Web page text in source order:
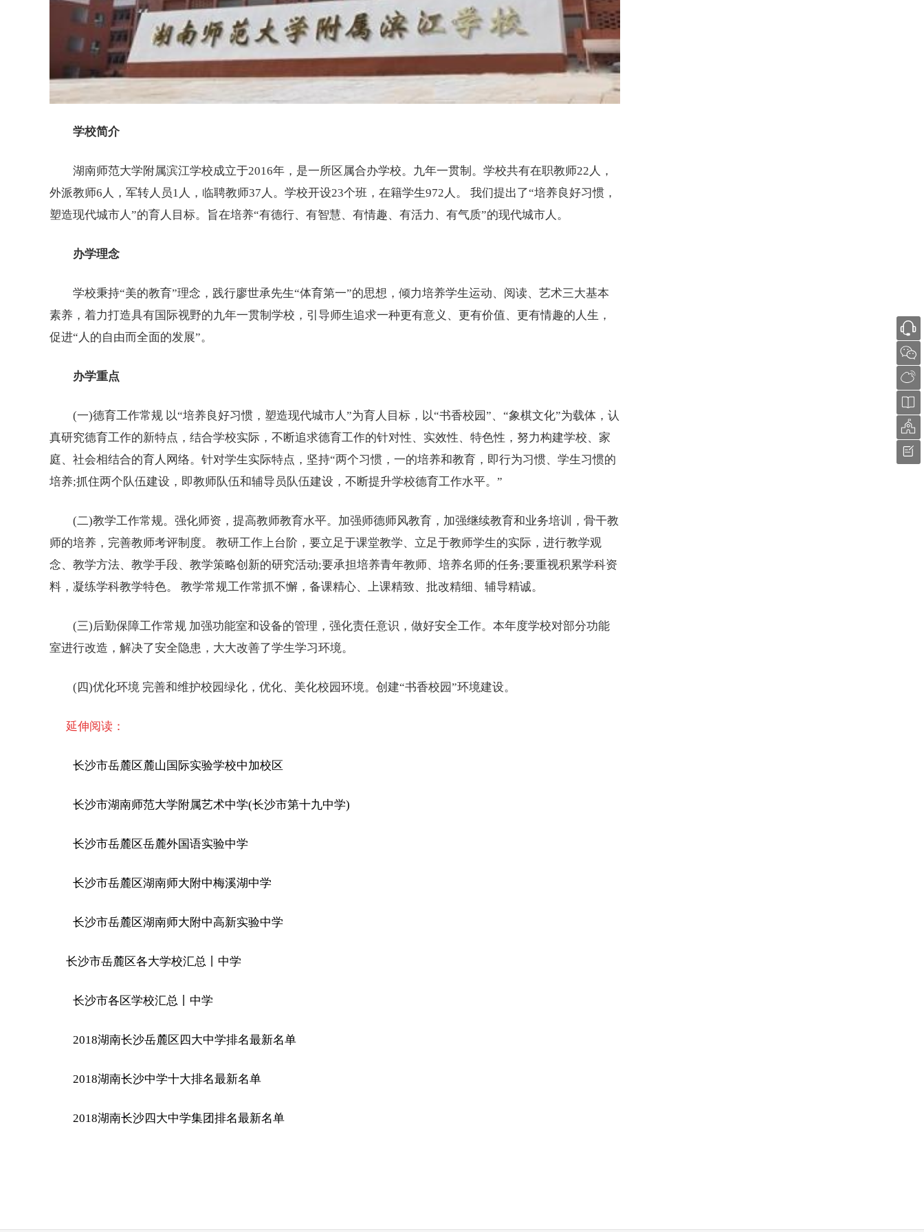
学校简介
湖南师范大学 附属滨江学校成立于2016年，是一所区属合办学校。九年一贯制。学校共有在职教师22人，
外派教师6人，军转人员1人，临聘教师37人。学校开设23个班，在籍学生972人。 我们提出了“培养良好习惯，
塑造现代城市人”的育人目标。旨在培养“有德行、有智慧、有情趣、有活力、有气质”的现代城市人。
办学理念
学校秉持“美的教育”理念，践行廖世承先生“体育第一”的思想，倾力培养学生运动、阅读、艺术三大基本
素养，着力打造具有国际视野的九年一贯制学校，引导师生追求一种更有意义、更有价值、更有情趣的人生，
促进“人的自由而全面的发展”。
办学重点
(一)德育工作常规 以“培养良好习惯，塑造现代城市人”为育人目标，以“书香校园”、“象棋文化”为载体，认
真研究德育工作的新特点，结合学校实际，不断追求德育工作的针对性、实效性、特色性，努力构建学校、家
庭、社会相结合的育人网络。针对学生实际特点，坚持“两个习惯，一的培养和教育，即行为习惯、学生习惯的
培养;抓住两个队伍建设，即教师队伍和辅导员队伍建设，不断提升学校德育工作水平。”
(二)教学工作常规。强化师资，提高教师教育水平。加强师德师风教育，加强继续教育和业务培训，骨干教
师的培养，完善教师考评制度。 教研工作上台阶，要立足于课堂教学、立足于教师学生的实际，进行教学观
念、教学方法、教学手段、教学策略创新的研究活动;要承担培养青年教师、培养名师的任务;要重视积累学科资
料，凝练学科教学特色。 教学常规工作常抓不懈，备课精心、上课精致、批改精细、辅导精诚。
(三)后勤保障工作常规 加强功能室和设备的管理，强化责任意识，做好安全工作。本年度学校对部分功能
室进行改造，解决了安全隐患，大大改善了学生学习环境。
(四)优化环境 完善和维护校园绿化，优化、美化校园环境。创建“书香校园”环境建设。
延伸阅读：
长沙市岳麓区麓山国际实验学校中加校区
长沙市湖南师范大学附属艺术中学(长沙市第十九中学)
长沙市岳麓区岳麓外国语实验中学
长沙市岳麓区湖南师大附中梅溪湖中学
长沙市岳麓区湖南师大附中高新实验中学
长沙市岳麓区各大学校汇总丨中学
长沙市各区学校汇总丨中学
2018湖南长沙岳麓区四大中学排名最新名单
2018湖南长沙中学十大排名最新名单
2018湖南长沙四大中学集团排名最新名单